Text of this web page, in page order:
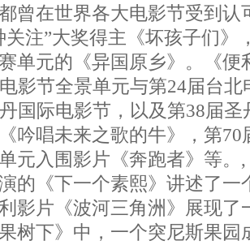
曾在世界各大电影节受到认
关注”大奖得主《坏孩子们》
单元的《异国原乡》。《便
影节全景单元与第24届台
国际电影节，以及第38届
吟唱未来之歌的牛》，第70
单元入围影片《奔跑者》
的《下一个素熙》讲述了一
影片《波河三角洲》展现了
树下》中，一个突尼斯果园